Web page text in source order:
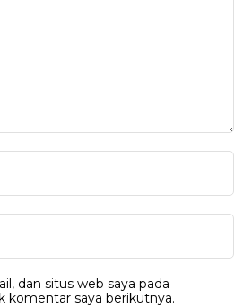
dan situs web saya pada
komentar saya berikutnya.